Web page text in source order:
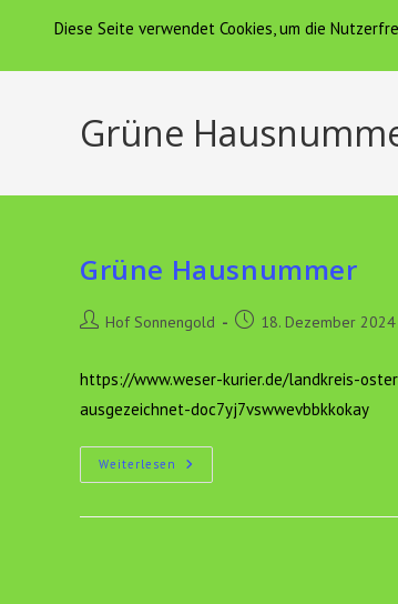
springen
Hof Sonnengold HOF
Grüne
Grüne Hausnummer
Beitrags-
Hof Sonnengold
Beitrag18. Dezember 2024
https://www.weser-kurier.de/landkreis-
ausgezeichnet-doc7yj7vswwevbbkkokay
Weiterlesen Grüne
Hausnummer
Diese Seite verwendet Cookies, um die